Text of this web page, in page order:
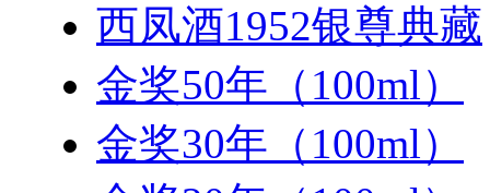
西凤酒1952银尊典藏
金奖50年（100ml）
金奖30年（100ml）